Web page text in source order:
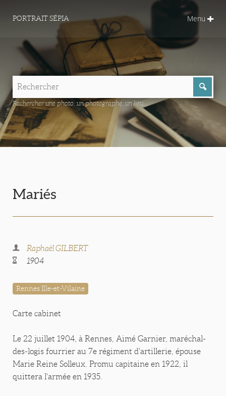
PORTRAIT SÉPIA Menu
Rechercher une photo, un photographe, un lieu...
Mariés
Raphaël GILBERT
1904
Rennes Ille-et-Vilaine
Carte cabinet
Le 22 juillet 1904, à Rennes, Aimé Garnier, maréchal-
des-logis fourrier au 7e régiment d'artillerie, épouse
Marie Reine Solleux. Promu capitaine en 1922, il
quittera l'armée en 1935.